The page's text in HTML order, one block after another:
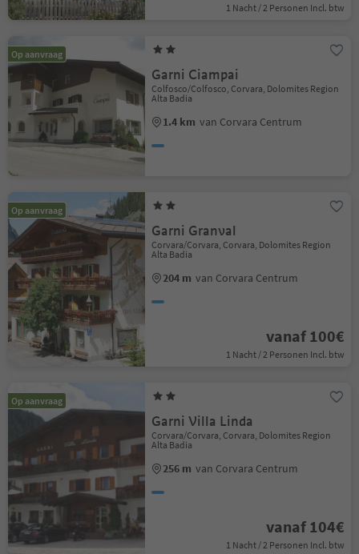
1 Nacht / 2 Personen Incl. btw
Op aanvraag
Garni Ciampai
Colfosco/Colfosco, Corvara, Dolomites Region
Alta Badia
1.4 km van Corvara Centrum
Op aanvraag
Garni Granval
Corvara/Corvara, Corvara, Dolomites Region
Alta Badia
204 m van Corvara Centrum
vanaf 100€
1 Nacht / 2 Personen Incl. btw
Op aanvraag
Garni Villa Linda
Corvara/Corvara, Corvara, Dolomites Region
Alta Badia
256 m van Corvara Centrum
vanaf 104€
1 Nacht / 2 Personen Incl. btw